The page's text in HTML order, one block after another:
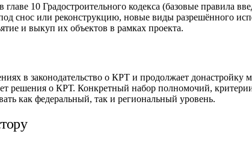
главе 10 Градостроительного кодекса (базовые
снос или реконструкцию, новые виды разрешённого
и выкуп их объектов в рамках проекта.
в законодательство о КРТ и продолжает
решения о КРТ. Конкретный набор полномочий,
как федеральный, так и региональный уровень.